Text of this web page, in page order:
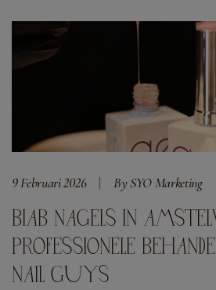
9 Februari 2026 By SYO Marketing
BIAB NAGELS IN
PROFESSIONELE
NAIL GUYS